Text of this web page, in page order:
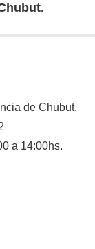
de Chubut.
a 14:00hs.